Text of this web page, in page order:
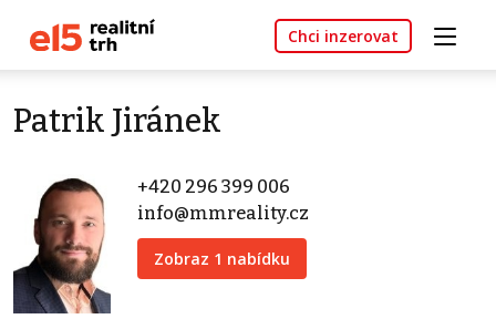
Chci inzerovat
Patrik Jiránek
+420 296 399 006
info@mmreality.cz
Zobraz 1 nabídku